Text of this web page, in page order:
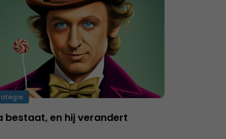
bestaat, en hij verandert